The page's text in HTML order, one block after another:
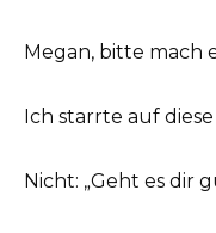
Megan, bitte mach
Ich starrte auf
Nicht: „Geht es dir